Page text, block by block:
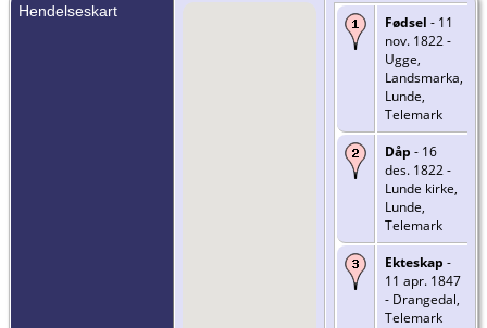
Hendelseskart
Fødsel - 11
nov. 1822 -
Ugge,
Landsmarka,
Lunde,
Telemark
Dåp - 16
des. 1822 -
Lunde kirke,
Lunde,
Telemark
Ekteskap -
11 apr. 1847
- Drangedal,
Telemark